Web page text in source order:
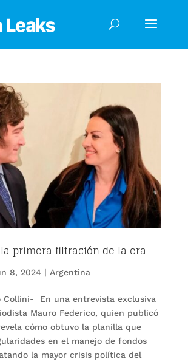
la primera filtración de la era
8, 2024 | Argentina
Collini- En una entrevista exclusiva
Mauro Federico, quien publicó
cómo obtuvo la planilla que
en el manejo de fondos
la mayor crisis política del